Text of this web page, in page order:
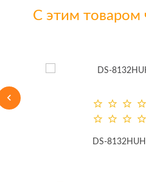
С этим товаром
DS-